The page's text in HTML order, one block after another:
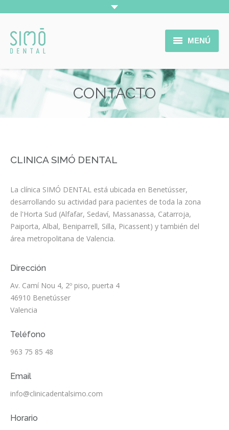
MENÚ
INICIO
LA CLÍNICA
SERVICIOS
COLABORADORES
CONTACTO
CONTACTO
CLINICA SIMÓ DENTAL
La clínica SIMÓ DENTAL está ubicada en Benetússer,
desarrollando su actividad para pacientes de toda la zona
de l'Horta Sud (Alfafar, Sedaví, Massanassa, Catarroja,
Paiporta, Albal, Beniparrell, Silla, Picassent) y también del
área metropolitana de Valencia.
Dirección
Av. Camí Nou 4, 2º piso, puerta 4
46910 Benetússer
Valencia
Teléfono
963 75 85 48
Email
info@clinicadentalsimo.com
Horario